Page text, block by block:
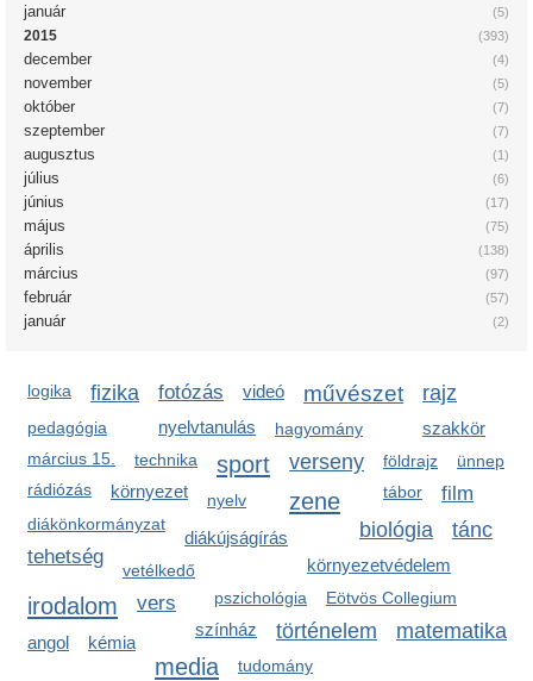
(5)
január
(393)
2015
(4)
december
(5)
november
(7)
október
(7)
szeptember
(1)
augusztus
(6)
július
(17)
június
(75)
május
(138)
április
(97)
március
(57)
február
(2)
január
logika fizika fotózás videó művészet
nyelvtanulás
rajz
pedagógia szakkör
hagyomány
március 15.
technika sport verseny
földrajz
rádiózás
ünnep
környezet tábor film
zene
nyelv
diákönkormányzat
biológia
diákújságírás
környezetvédelem
tehetség
vetélkedő
tánc
pszichológia Eötvös Collegium
irodalom vers
színház történelem matematika
angol kémia
media tudomány